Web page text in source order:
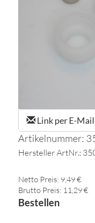
Link per E-Mail
Artikelnummer:
Hersteller ArtNr.:
Netto Preis: 9,49 €
Brutto Preis: 11,29 €
Bestellen